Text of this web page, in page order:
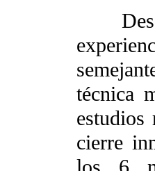
técnica
cierre